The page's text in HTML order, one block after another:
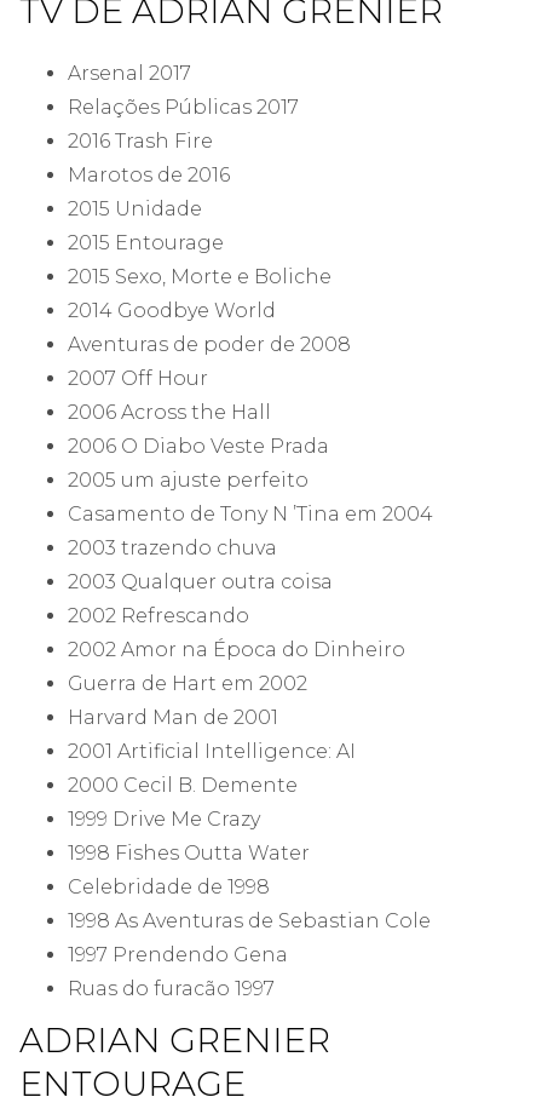
TV DE ADRIAN GRENIER
Arsenal 2017
Relações Públicas 2017
2016 Trash Fire
Marotos de 2016
2015 Unidade
2015 Entourage
2015 Sexo, Morte e Boliche
2014 Goodbye World
Aventuras de poder de 2008
2007 Off Hour
2006 Across the Hall
2006 O Diabo Veste Prada
2005 um ajuste perfeito
Casamento de Tony N ’Tina em 2004
2003 trazendo chuva
2003 Qualquer outra coisa
2002 Refrescando
2002 Amor na Época do Dinheiro
Guerra de Hart em 2002
Harvard Man de 2001
2001 Artificial Intelligence: AI
2000 Cecil B. Demente
1999 Drive Me Crazy
1998 Fishes Outta Water
Celebridade de 1998
1998 As Aventuras de Sebastian Cole
1997 Prendendo Gena
Ruas do furacão 1997
ADRIAN GRENIER
ENTOURAGE